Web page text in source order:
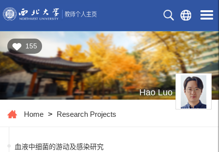
155
Hao Luo
Home > Research Projects
血液中细菌的游动及感染研究